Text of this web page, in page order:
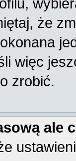
że
więc
zrobić.
ale